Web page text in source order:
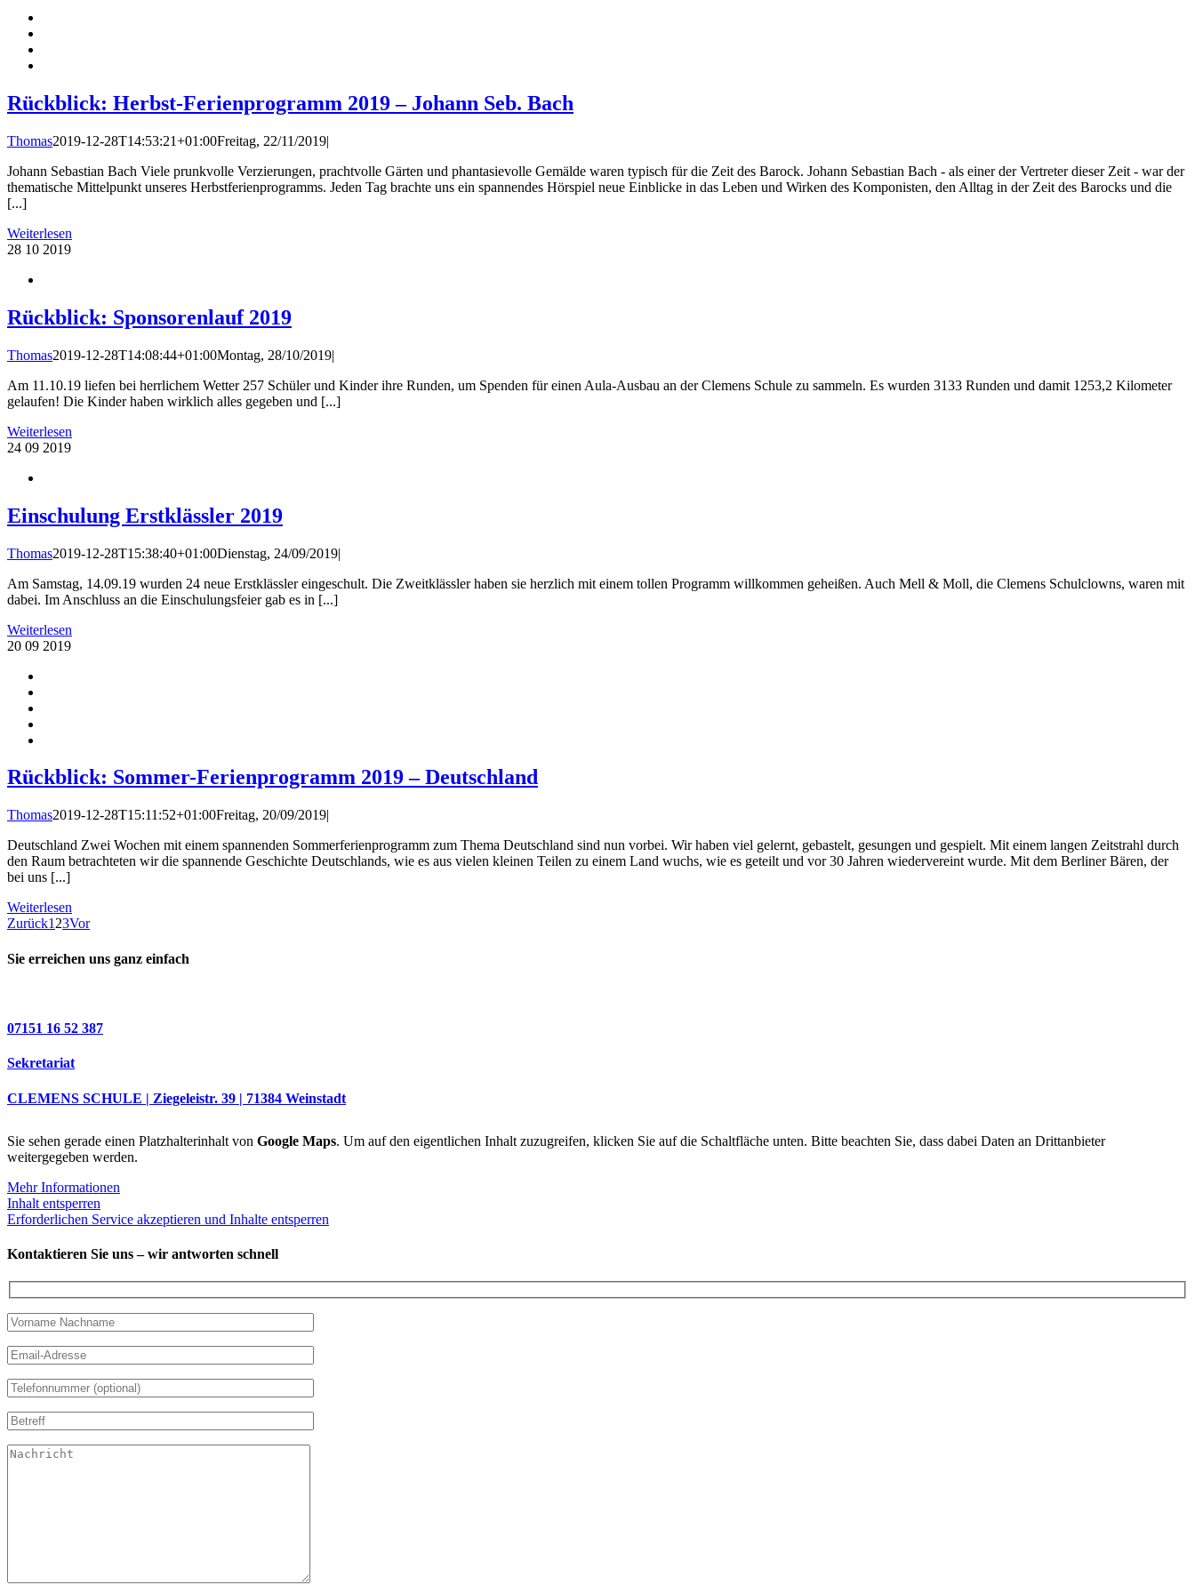
Rückblick: Herbst-Ferienprogramm 2019 – Johann Seb. Bach
Thomas2019-12-28T14:53:21+01:00Freitag, 22/11/2019|
Johann Sebastian Bach Viele prunkvolle Verzierungen, prachtvolle Gärten und phantasievolle Gemälde waren typisch für die Zeit des Barock. Johann Sebastian Bach - als einer der Vertreter dieser Zeit - war der
thematische Mittelpunkt unseres Herbstferienprogramms. Jeden Tag brachte uns ein spannendes Hörspiel neue Einblicke in das Leben und Wirken des Komponisten, den Alltag in der Zeit des Barocks und die
[...]
Weiterlesen
28 10 2019
Rückblick: Sponsorenlauf 2019
Thomas2019-12-28T14:08:44+01:00Montag, 28/10/2019|
Am 11.10.19 liefen bei herrlichem Wetter 257 Schüler und Kinder ihre Runden, um Spenden für einen Aula-Ausbau an der Clemens Schule zu sammeln. Es wurden 3133 Runden und damit 1253,2 Kilometer
gelaufen! Die Kinder haben wirklich alles gegeben und [...]
Weiterlesen
24 09 2019
Einschulung Erstklässler 2019
Thomas2019-12-28T15:38:40+01:00Dienstag, 24/09/2019|
Am Samstag, 14.09.19 wurden 24 neue Erstklässler eingeschult. Die Zweitklässler haben sie herzlich mit einem tollen Programm willkommen geheißen. Auch Mell & Moll, die Clemens Schulclowns, waren mit
dabei. Im Anschluss an die Einschulungsfeier gab es in [...]
Weiterlesen
20 09 2019
Rückblick: Sommer-Ferienprogramm 2019 – Deutschland
Thomas2019-12-28T15:11:52+01:00Freitag, 20/09/2019|
Deutschland Zwei Wochen mit einem spannenden Sommerferienprogramm zum Thema Deutschland sind nun vorbei. Wir haben viel gelernt, gebastelt, gesungen und gespielt. Mit einem langen Zeitstrahl durch
den Raum betrachteten wir die spannende Geschichte Deutschlands, wie es aus vielen kleinen Teilen zu einem Land wuchs, wie es geteilt und vor 30 Jahren wiedervereint wurde. Mit dem Berliner Bären, der
bei uns [...]
Weiterlesen
Zurück1 23Vor
Sie erreichen uns ganz einfach
07151 16 52 387
Sekretariat
CLEMENS SCHULE | Ziegeleistr. 39 | 71384 Weinstadt
Sie sehen gerade einen Platzhalterinhalt von Google Maps. Um auf den eigentlichen Inhalt zuzugreifen, klicken Sie auf die Schaltfläche unten. Bitte beachten Sie, dass dabei Daten an Drittanbieter
weitergegeben werden.
Mehr Informationen
Inhalt entsperren
Erforderlichen Service akzeptieren und Inhalte entsperren
Kontaktieren Sie uns – wir antworten schnell